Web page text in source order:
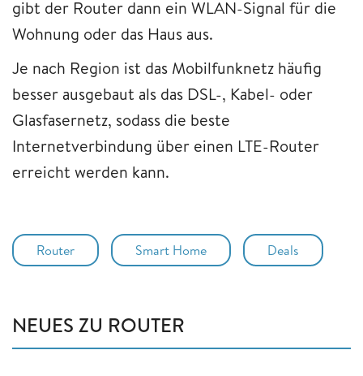
gibt der Router dann ein WLAN-Signal für die
Wohnung oder das Haus aus.
Je nach Region ist das Mobilfunknetz häufig
besser ausgebaut als das DSL-, Kabel- oder
Glasfasernetz, sodass die beste
Internetverbindung über einen LTE-Router
erreicht werden kann.
Router Smart Home Deals
NEUES ZU ROUTER